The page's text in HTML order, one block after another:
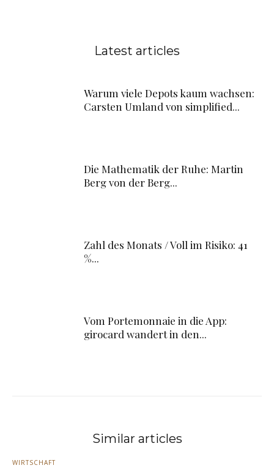
Latest articles
Warum viele Depots kaum wachsen:
Carsten Umland von simplified...
Die Mathematik der Ruhe: Martin
Berg von der Berg...
Zahl des Monats / Voll im Risiko: 41
%...
Vom Portemonnaie in die App:
girocard wandert in den...
Similar articles
WIRTSCHAFT